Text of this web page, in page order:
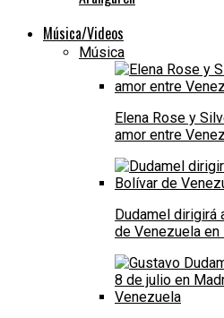
Música/Videos
Música
Elena Rose y
amor entre
Dudamel dirigirá
de Venezuela